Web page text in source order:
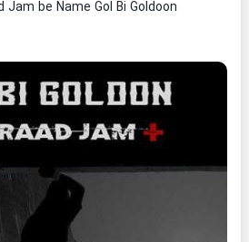
Jam be Name Gol Bi Goldoon